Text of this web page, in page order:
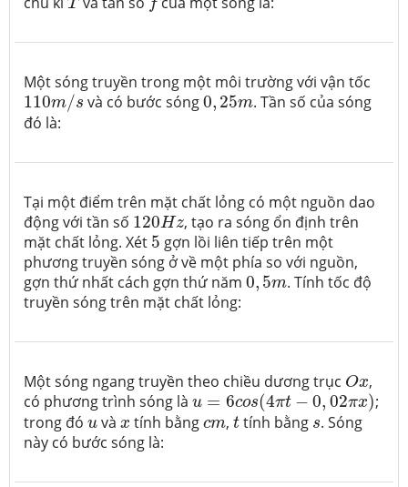
T f
Một sóng truyền trong một môi trường với vận tốc
110m/s
110m/svà có bước sóng0, 25m
0,25m. Tần số của sóng
đó là:
Tại một điểm trên mặt chất lỏng có một nguồn dao
động với tần số 120Hz
120Hz, tạo ra sóng ổn định trên
mặt chất lỏng. Xét 5
5gợn lồi liên tiếp trên một
phương truyền sóng ở về một phía so với nguồn,
gợn thứ nhất cách gợn thứ năm 0, 5m
0,5m. Tính tốc độ
truyền sóng trên mặt chất lỏng:
Một sóng ngang truyền theo chiều dương trục Ox
Ox,
có phương trình sóng là u = 6cos(4πt − 0, 02πx)
u=6 cos(4πt−0,02πx)
;
trong đó u
uvà x
x tính bằng cm
cm, t
ttính bằng s
s. Sóng
này có bước sóng là: